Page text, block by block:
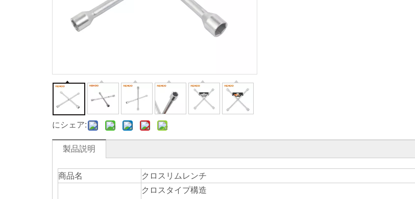
にシェア:
製品説明
商品名 クロスリムレンチ
クロスタイプ構造